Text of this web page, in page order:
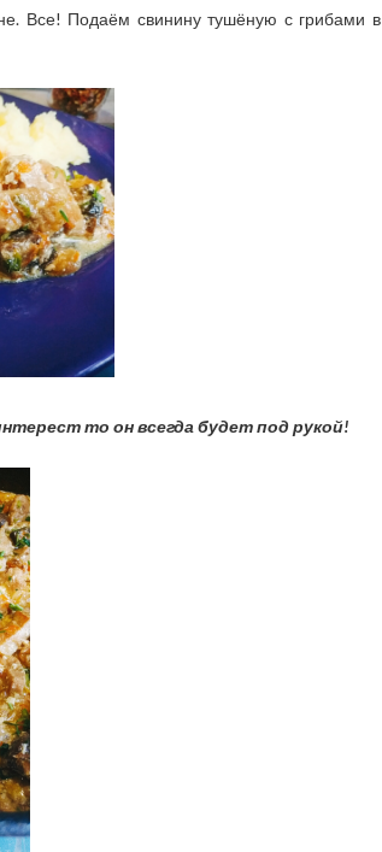
Все! Подаём свинину тушёную с грибами в
то он всегда будет под рукой!